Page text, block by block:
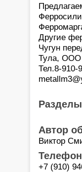
Другие
Чугун
Тула, ООО
Тел.8-910-
Автор
Виктор
+7 (910)